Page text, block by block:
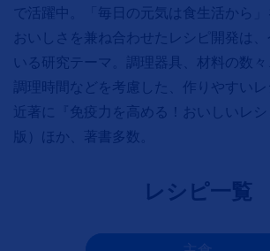
で活躍中。「毎日の元気は食生活から
おいしさを兼ね合わせたレシピ開発は
いる研究テーマ。調理器具、材料の数々
調理時間などを考慮した、作りやすいレ
近著に『免疫力を高める！おいしいレシ
版）ほか、著書多数。
レシピ一覧